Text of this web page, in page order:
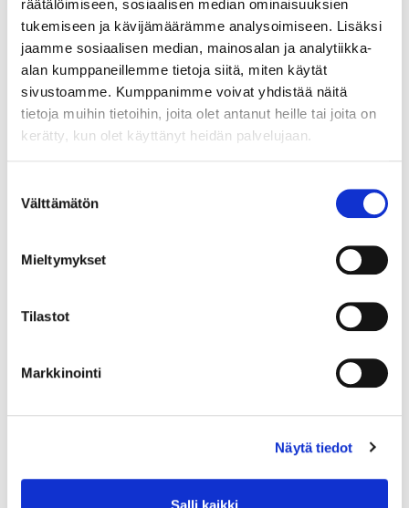
räätälöimiseen, sosiaalisen median ominaisuuksien
tukemiseen ja kävijämäärämme analysoimiseen. Lisäksi
jaamme sosiaalisen median, mainosalan ja analytiikka-
alan kumppaneillemme tietoja siitä, miten käytät
sivustoamme. Kumppanimme voivat yhdistää näitä
tietoja muihin tietoihin, joita olet antanut heille tai joita on
kerätty, kun olet käyttänyt heidän palvelujaan.
valinta
Välttämätön
Mieltymykset
Tilastot
Markkinointi
Näytä tiedot
028017
NUPPI DITO RST-LOOK
Selkeä pieni sormilovellinen nuppivedin, rst-look sävy.
Nupin syvyys on 24 mm ja Ø 12 mm. Materiaali pinnoitettu
samakki.
LUE LISÄÄ »